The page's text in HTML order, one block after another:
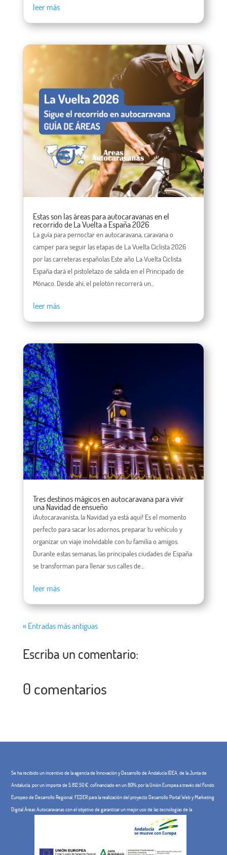
leer más
Estas son las áreas para autocaravanas en el
recorrido de La Vuelta a España 2026
La guía para pernoctar en autocaravana, caravana o
camper para seguir las etapas de La Vuelta Ciclista 2026
por las carreteras españolas Este año La Vuelta Ciclista
España dará el pistoletazo de salida en el Principado de
Mónaco. Desde ahí, el pelotón recorrerá un...
leer más
Tres destinos mágicos en autocaravana para vivir
una Navidad de ensueño
¡Autocaravanista, la Navidad ya está aquí! Es el momento
perfecto para sacar los adornos, preparar tu vehículo y
organizar un viaje inolvidable con tu familia o amigos.
Durante estas semanas, las principales ciudades de España
se transforman para llenar sus calles de...
leer más
« Entradas más antiguas
Escriba un comentario:
0 comentarios
Se ha recibido un incentivo de la agencia de Innovación y Desarrollo de Andalucía IDEA, de la Junta de
Andalucía, por un importe de 5.812,50 €, cofinanciado en un 80% por la Unión Europea a través del Fondo
Europeo de Desarrollo Regional, FEDER para la realización del proyecto Desarrollo Portal Web y Marketing
Digital Áreas Autocaravanas con el objetivo de garantizar un mejor uso de las tecnologías de la